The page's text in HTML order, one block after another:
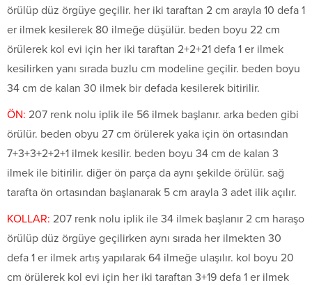
örülüp düz örgüye geçilir. her iki taraftan 2 cm arayla 10 defa 1
er ilmek kesilerek 80 ilmeğe düşülür. beden boyu 22 cm
örülerek kol evi için her iki taraftan 2+2+21 defa 1 er ilmek
kesilirken yanı sırada buzlu cm modeline geçilir. beden boyu
34 cm de kalan 30 ilmek bir defada kesilerek bitirilir.
ÖN: 207 renk nolu iplik ile 56 ilmek başlanır. arka beden gibi
örülür. beden obyu 27 cm örülerek yaka için ön ortasından
7+3+3+2+2+1 ilmek kesilir. beden boyu 34 cm de kalan 3
ilmek ile bitirilir. diğer ön parça da aynı şekilde örülür. sağ
tarafta ön ortasından başlanarak 5 cm arayla 3 adet ilik açılır.
KOLLAR: 207 renk nolu iplik ile 34 ilmek başlanır 2 cm haraşo
örülüp düz örgüye geçilirken aynı sırada her ilmekten 30
defa 1 er ilmek artış yapılarak 64 ilmeğe ulaşılır. kol boyu 20
cm örülerek kol evi için her iki taraftan 3+19 defa 1 er ilmek